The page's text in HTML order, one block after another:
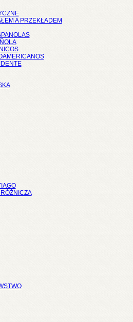
A PRZEKŁADEM